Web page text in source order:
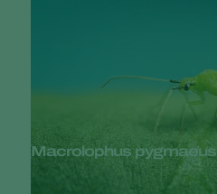
Macrolophus pygmaeus